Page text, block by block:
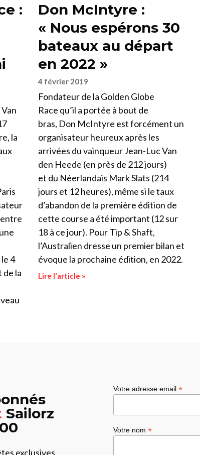
:
la
4
de la
Don McIntyre :
« Nous espérons 30
bateaux au départ
en 2022 »
4 février 2019
Fondateur de la Golden Globe
Race qu’il a portée à bout de
bras, Don McIntyre est forcément un
organisateur heureux après les
arrivées du vainqueur Jean-Luc Van
den Heede (en près de 212 jours)
et du Néerlandais Mark Slats (214
jours et 12 heures), même si le taux
d’abandon de la première édition de
cette course a été important (12 sur
18 à ce jour). Pour Tip & Shaft,
l’Australien dresse un premier bilan et
évoque la prochaine édition, en 2022.
Lire l'article »
Sailorz
exclusives
Votre adresse email*
Votre nom*